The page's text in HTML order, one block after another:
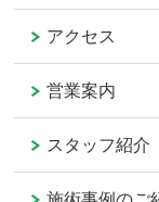
アクセス
営業案内
スタッフ紹介